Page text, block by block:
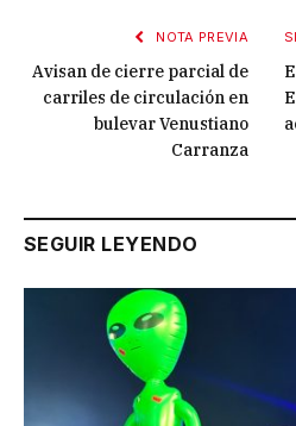
NOTA PREVIA
Avisan de cierre parcial de
carriles de circulación en
bulevar Venustiano
Carranza
SEGUIR LEYENDO